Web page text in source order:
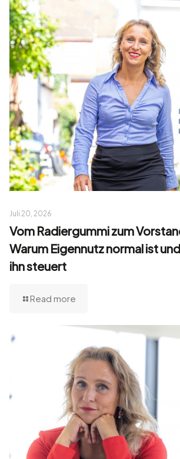
Juli 20, 2026
Vom Radiergummi zum
Warum Eigennutz normal ist
ihn steuert
Read more